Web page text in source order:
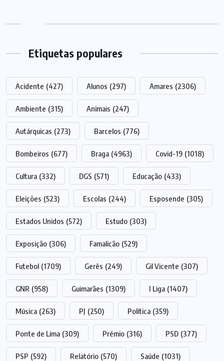
Etiquetas populares
Acidente (427) Alunos (297) Amares (2306)
Ambiente (315) Animais (247)
Autárquicas (273) Barcelos (776)
Bombeiros (677) Braga (4963) Covid-19 (1018)
Cultura (332) DGS (571) Educação (433)
Eleições (523) Escolas (244) Esposende (305)
Estados Unidos (572) Estudo (303)
Exposição (306) Famalicão (529)
Futebol (1709) Gerês (249) Gil Vicente (307)
GNR (958) Guimarães (1309) I Liga (1407)
Música (263) PJ (250) Política (359)
Ponte de Lima (309) Prémio (316) PSD (377)
PSP (592) Relatório (570) Saúde (1031)